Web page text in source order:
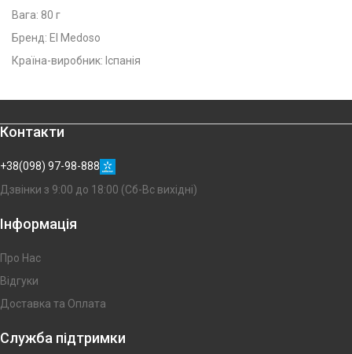
Вага: 80 г
Бренд: El Medoso
Країна-виробник: Іспанія
Контакти
+38(098) 97-98-888
Дзвінки з 9:00 до 18:00 (Сб-Вс вихідні)
Інформація
Про Нас
Відгуки
Доставка та Оплата
Служба підтримки